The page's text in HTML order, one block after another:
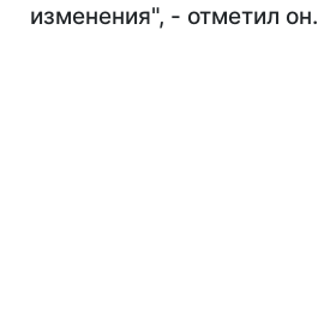
изменения", - отметил он.